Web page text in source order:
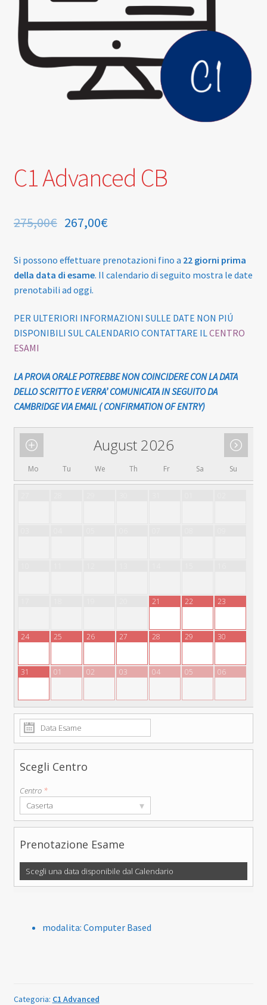
Privacy Policy British School S.r.l
Shop
Termini e Condizioni
C1 Advanced CB
275,00€ 267,00€
Si possono effettuare prenotazioni fino a 22giorni prima
della data di esame. Il calendario di seguito mostra le date
prenotabili ad oggi.
PER ULTERIORI INFORMAZIONI SULLE DATE NON PIÚ
DISPONIBILI SUL CALENDARIO CONTATTARE ILCENTRO
ESAMI
LA PROVA ORALE POTREBBE NON COINCIDERE CON LA DATA
DELLO SCRITTO E VERRA’ COMUNICATA IN SEGUITO DA
CAMBRIDGE VIA EMAIL ( CONFIRMATION OF ENTRY)
August 2026
Mo Tu We Th Fr Sa Su
21 22 23
24 25 26 27 28 29 30
31 01 02 03 04 05 06
Scegli Centro
Centro *
Caserta
▾
Prenotazione Esame
Scegli una data disponibile dal Calendario
modalita: Computer Based
Categoria: C1 Advanced